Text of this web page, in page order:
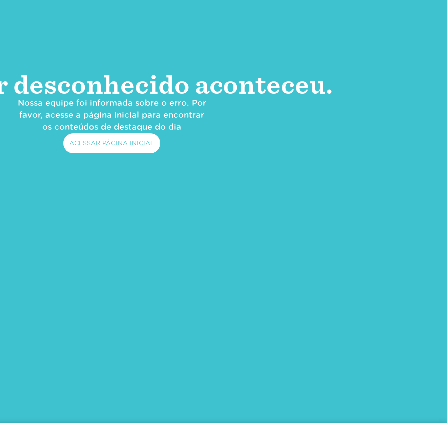
desconhecido aconteceu.
Nossa equipe foi informada sobre o erro. Por
favor, acesse a página inicial para encontrar
os conteúdos de destaque do dia
ACESSAR PÁGINA INICIAL